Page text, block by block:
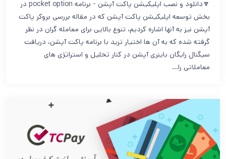
🔽دانلود و نصب اپلیکیشن پاکت آپشن - برنامه pocket option در
بخش توسعه اپلیکیشن پاکت آپشن که در مقاله بررسی بروکر پاکت
آپشن نیز به آنها اشاره کردیم، تنوع بالایی برای معامله گران در نظر
گرفته شده که به آن ها اختیار ترید با برنامه پاکت آپشن، دریافت
سیگنال رایگان باینری آپشن در کنار تحلیل و استراتژی های
معاملاتی را…